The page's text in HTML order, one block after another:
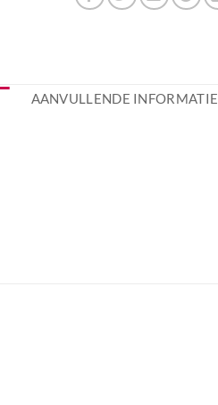
AANVULLENDE INFORMATIE